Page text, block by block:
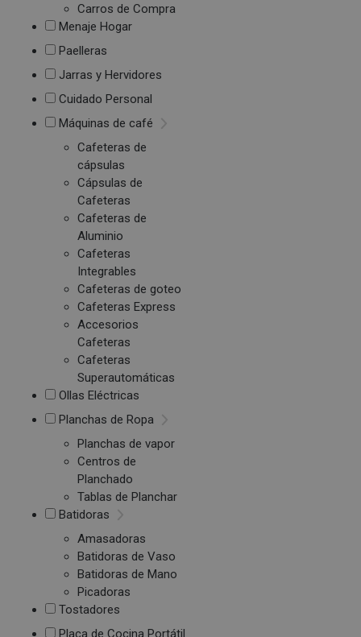
Carros de Compra
Menaje Hogar
Paelleras
Jarras y Hervidores
Cuidado Personal
Máquinas de café
Cafeteras de
cápsulas
Cápsulas de
Cafeteras
Cafeteras de
Aluminio
Cafeteras
Integrables
Cafeteras de goteo
Cafeteras Express
Accesorios
Cafeteras
Cafeteras
Superautomáticas
Ollas Eléctricas
Planchas de Ropa
Planchas de vapor
Centros de
Planchado
Tablas de Planchar
Batidoras
Amasadoras
Batidoras de Vaso
Batidoras de Mano
Picadoras
Tostadores
Placa de Cocina Portátil